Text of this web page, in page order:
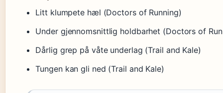
Litt klumpete hæl (Doctors of Running)
Under gjennomsnittlig holdbarhet (Doctors of
Dårlig grep på våte underlag (Trail and Kale)
Tungen kan gli ned (Trail and Kale)